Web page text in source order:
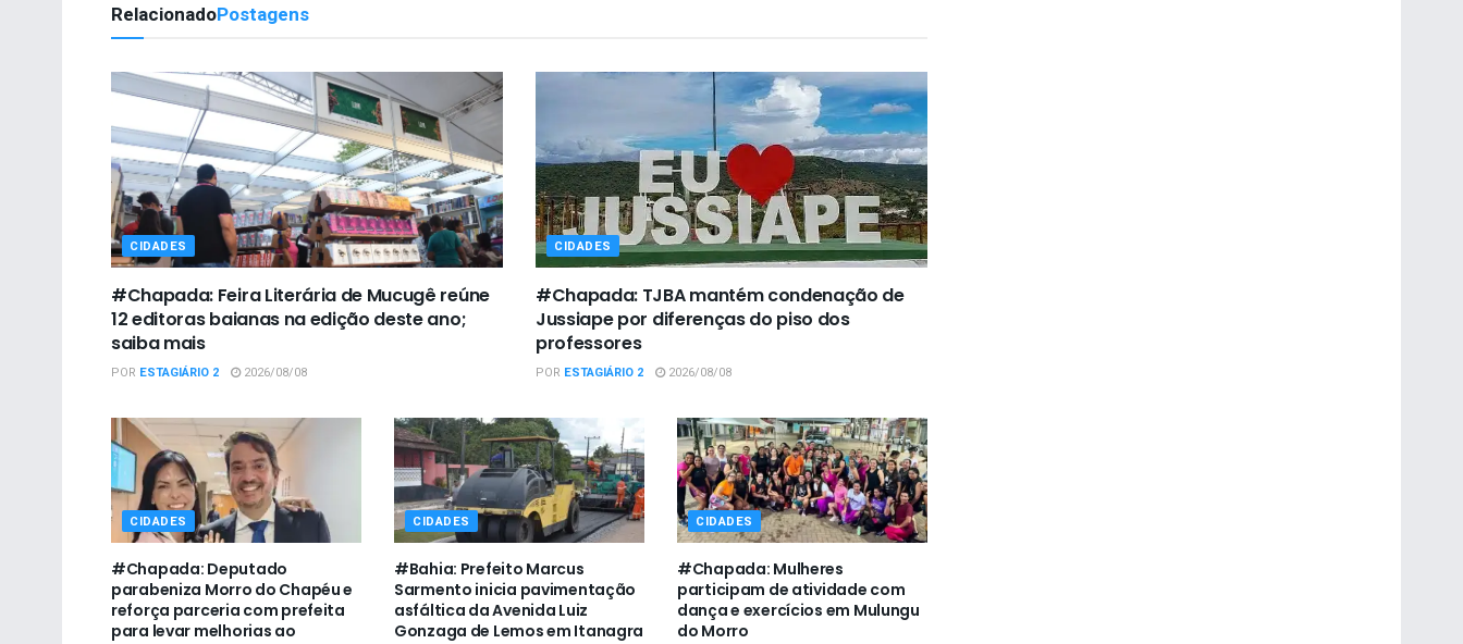
RelacionadoPostagens
CIDADES
#Chapada: Feira Literária de Mucugê reúne
12 editoras baianas na edição deste ano;
saiba mais
POR ESTAGIÁRIO 2 2026/08/08
CIDADES
#Chapada: TJBA mantém condenação de
Jussiape por diferenças do piso dos
professores
POR ESTAGIÁRIO 2 2026/08/08
CIDADES
#Chapada: Deputado
parabeniza Morro do Chapéu e
reforça parceria com prefeita
para levar melhorias ao
CIDADES
#Bahia: Prefeito Marcus
Sarmento inicia pavimentação
asfáltica da Avenida Luiz
Gonzaga de Lemos em Itanagra
CIDADES
#Chapada: Mulheres
participam de atividade com
dança e exercícios em Mulungu
do Morro